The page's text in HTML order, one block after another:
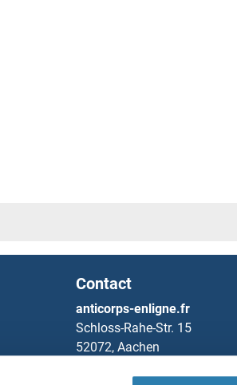
Contact
anticorps-enligne.fr
Schloss-Rahe-Str. 15
52072, Aachen